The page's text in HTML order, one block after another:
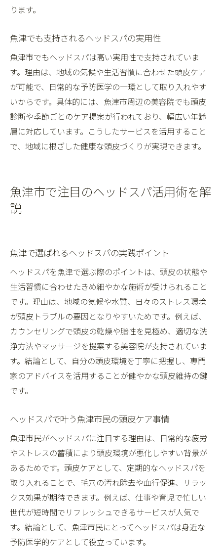
ります。
魚津でも支持されるヘッドスパの実用性
魚津市でもヘッドスパは高い実用性で支持されていま
す。理由は、地域の気候や生活習慣に合わせた頭皮ケア
が可能で、日常的な予防医学の一環として取り入れやす
いからです。具体的には、魚津市周辺の美容院でも頭皮
診断や季節ごとのケア提案が行われており、幅広い年齢
層に対応しています。こうしたサービスを活用すること
で、地域に根ざした健康な頭皮づくりが実現できます。
魚津市で注目のヘッドスパ活用術を解
説
魚津で選ばれるヘッドスパの実践ポイント
ヘッドスパを魚津で選ぶ際のポイントは、頭皮の状態や
生活習慣に合わせたきめ細やかな施術が受けられること
です。理由は、地域の気候や水質、日々のストレス環境
が頭皮トラブルの要因となりやすいためです。例えば、
カウンセリングで頭皮の乾燥や脂性を見極め、適切な洗
浄方法やマッサージを提案する美容院が支持されていま
す。結論として、自分の頭皮環境を丁寧に把握し、専門
家のアドバイスを活用することが健やかな頭皮維持の鍵
です。
ヘッドスパで叶う魚津市民の頭皮ケア事情
魚津市民がヘッドスパに注目する理由は、日常的な疲労
やストレスの蓄積により頭皮環境が悪化しやすい背景が
あるためです。頭皮ケアとして、定期的なヘッドスパを
取り入れることで、毛穴の汚れ除去や血行促進、リラッ
クス効果が期待できます。例えば、仕事や育児で忙しい
世代が短時間でリフレッシュできるサービスが人気で
す。結論として、魚津市民にとってヘッドスパは身近な
予防医学的ケアとして役立っています。